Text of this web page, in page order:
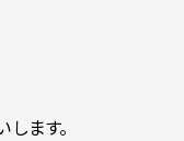
ます。